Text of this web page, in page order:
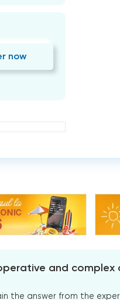
now
and complex
the answer from the